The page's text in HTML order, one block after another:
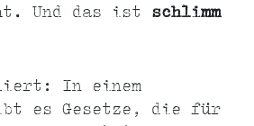
Und das ist schlimm
In einem
es Gesetze, die für